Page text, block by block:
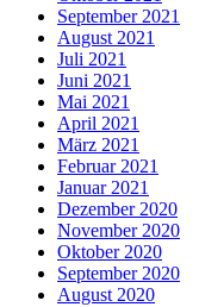
September 2021
August 2021
Juli 2021
Juni 2021
Mai 2021
April 2021
März 2021
Februar 2021
Januar 2021
Dezember 2020
November 2020
Oktober 2020
September 2020
August 2020